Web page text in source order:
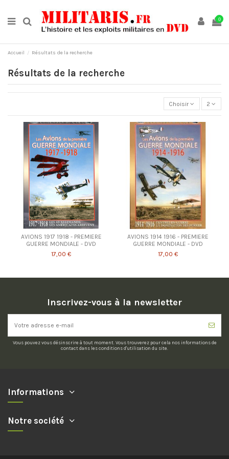
0
Accueil Résultats de la recherche
Résultats de la recherche
Choisir 2
AVIONS 1917 1918 - PREMIERE
GUERRE MONDIALE - DVD
17,00 €
AVIONS 1914 1916 - PREMIERE
GUERRE MONDIALE - DVD
17,00 €
Inscrivez-vous à la newsletter
Vous pouvez vous désinscrire à tout moment. Vous trouverez pour cela nos informations de
contact dans les conditions d'utilisation du site.
Informations
Notre société